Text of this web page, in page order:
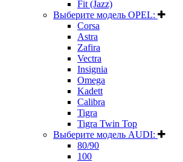
Fit (Jazz)
Выберите модель OPEL:
Corsa
Astra
Zafira
Vectra
Insignia
Omega
Kadett
Calibra
Tigra
Tigra Twin Top
Выберите модель AUDI:
80/90
100